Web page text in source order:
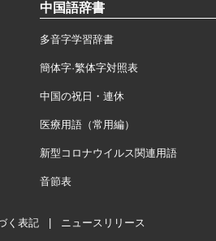
中国語辞書
多音字学習辞書
簡体字·繁体字対照表
中国の祝日・連休
医療用語（常用編）
新型コロナウイルス関連用語
音節表
く表記 ニュースリリース